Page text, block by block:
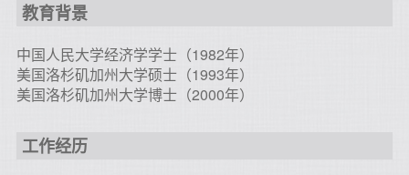
教育背景
中国人民大学经济学学士（1982年）
美国洛杉矶加州大学硕士（1993年）
美国洛杉矶加州大学博士（2000年）
工作经历